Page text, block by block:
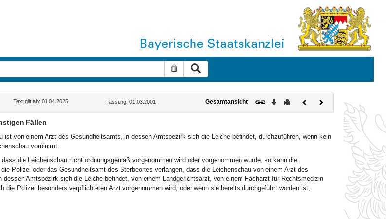
Suche zurücksetzen
Text gilt ab: 01.04.2025 Fassung: 01.03.2001 Gesamtansicht Download
DruckenVorherigesNächstes
Dokument
Fällen
ist von einem Arzt des Gesundheitsamts, in dessen Amtsbezirk sich die Leiche befindet, durchzuführen, wenn kein
vornimmt.
die Leichenschau nicht ordnungsgemäß vorgenommen wird oder vorgenommen wurde, so kann die
Polizei oder das Gesundheitsamt des Sterbeortes verlangen, dass die Leichenschau von einem Arzt des
dessen Amtsbezirk sich die Leiche befindet, von einem Landgerichtsarzt, von einem Facharzt für Rechtsmedizin
die Polizei besonders verpflichteten Arzt vorgenommen wird, oder wenn sie bereits durchgeführt worden ist,